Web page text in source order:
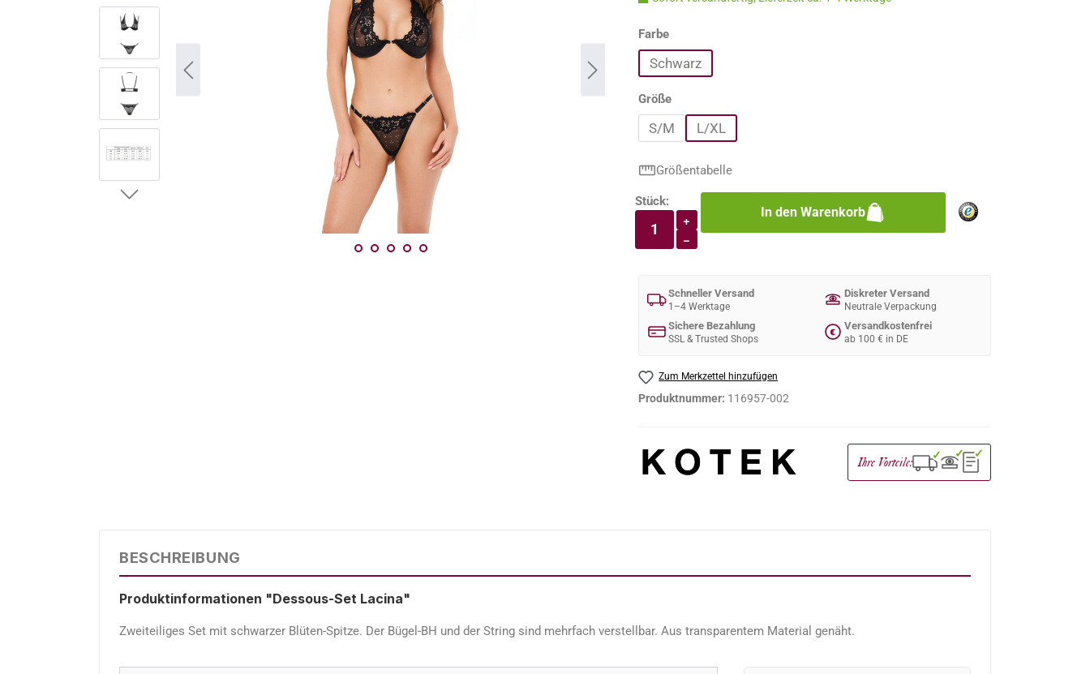
Farbeauswählen
Schwarz
Größeauswählen
S/M L/XL
Größentabelle
Produkt Anzahl: Gib den gewünschten Wert ein
Stück:
+
−
In den Warenkorb
Schneller Versand
1–4 Werktage
Diskreter Versand
Neutrale Verpackung
Sichere Bezahlung
SSL & Trusted Shops
€
Versandkostenfrei
ab 100 € in DE
Zum Merkzettel hinzufügen
Produktnummer: 116957-002
Ihre Vorteile: ✓ ✓ ✓
BESCHREIBUNG
Produktinformationen "Dessous-Set Lacina"
Zweiteiliges Set mit schwarzer Blüten-Spitze. Der Bügel-BH und der String sind mehrfach verstellbar. Aus transparentem Material genäht.